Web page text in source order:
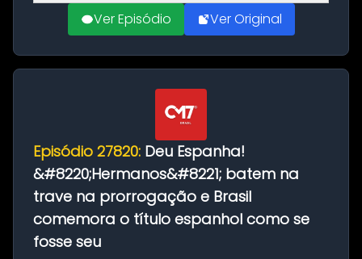
Ver Episódio Ver Original
Episódio 27820: Deu Espanha!
&#8220;Hermanos&#8221; batem na
trave na prorrogação e Brasil
comemora o título espanhol como se
fosse seu